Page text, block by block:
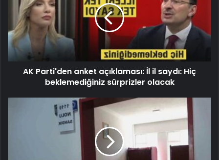
AK Parti'den anket açıklaması: İl il saydı: Hiç
beklemediğiniz sürprizler olacak